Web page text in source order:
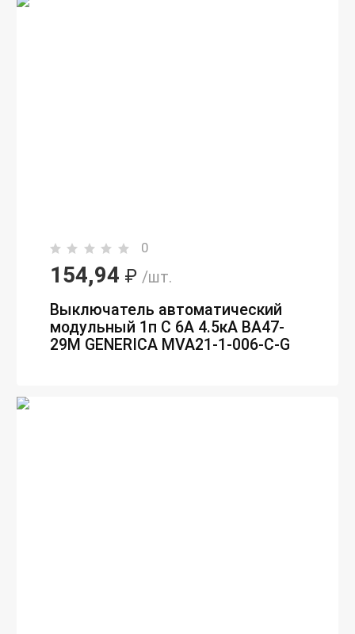
0
154,94 ₽ /шт.
Выключатель автоматический
модульный 1п C 6А 4.5кА ВА47-
29М GENERICA MVA21-1-006-C-G